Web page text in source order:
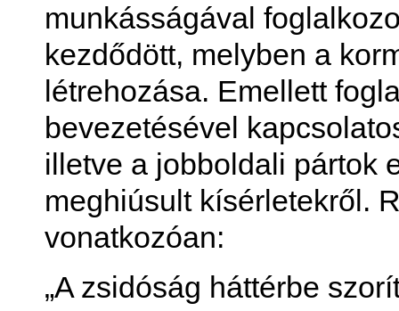
munkásságával
kezdődött, melyben a
létrehozása. Emellett
bevezetésével
illetve a jobboldali pártok
meghiúsult kísérletekről.
vonatkozóan:
„A zsidóság háttérbe